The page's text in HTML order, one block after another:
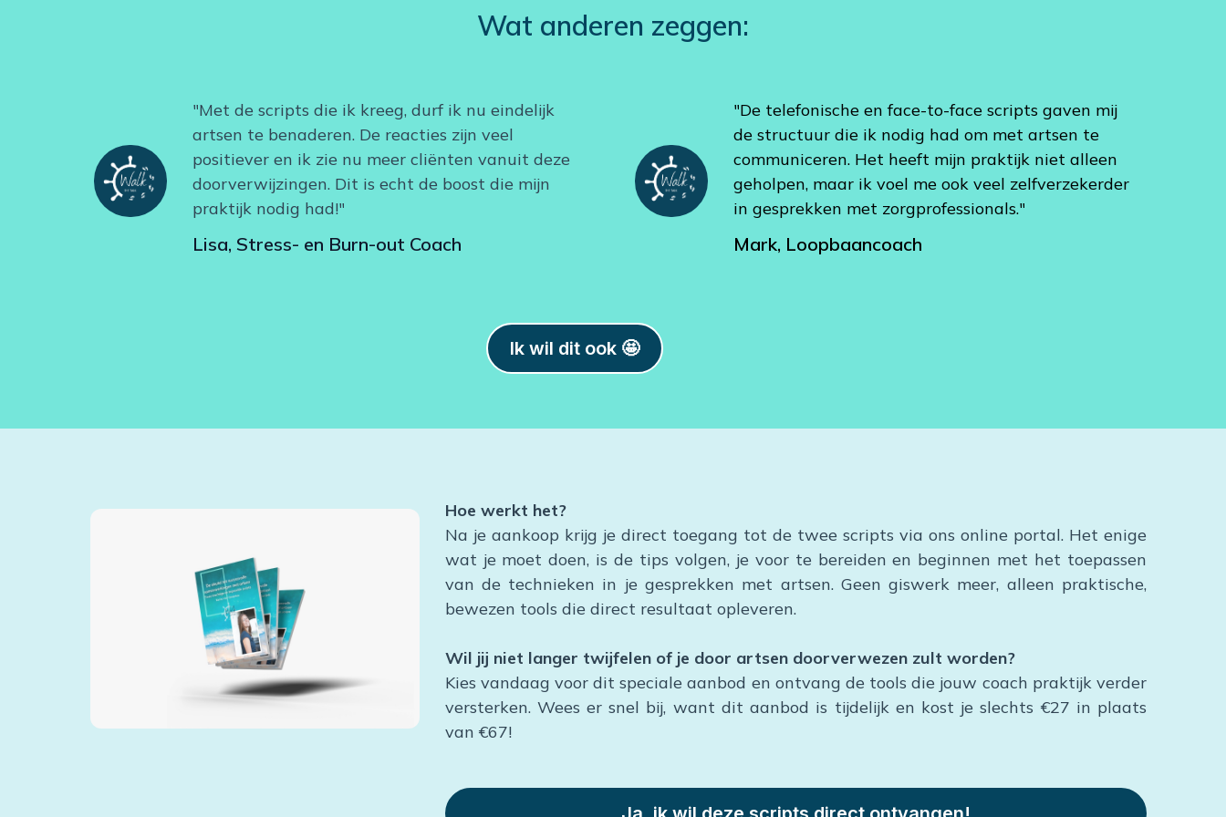
Wat anderen zeggen:
"Met de scripts die ik kreeg, durf ik nu eindelijk
artsen te benaderen. De reacties zijn veel
positiever en ik zie nu meer cliënten vanuit deze
doorverwijzingen. Dit is echt de boost die mijn
praktijk nodig had!"
Lisa, Stress- en Burn-out Coach
"De telefonische en face-to-face scripts gaven mij
de structuur die ik nodig had om met artsen te
communiceren. Het heeft mijn praktijk niet alleen
geholpen, maar ik voel me ook veel zelfverzekerder
in gesprekken met zorgprofessionals."
Mark, Loopbaancoach
Ik wil dit ook 🤩
Hoe werkt het?
Na je aankoop krijg je direct toegang tot de twee scripts via ons online portal. Het enige
wat je moet doen, is de tips volgen, je voor te bereiden en beginnen met het toepassen
van de technieken in je gesprekken met artsen. Geen giswerk meer, alleen praktische,
bewezen tools die direct resultaat opleveren.
Wil jij niet langer twijfelen of je door artsen doorverwezen zult worden?
Kies vandaag voor dit speciale aanbod en ontvang de tools die jouw coach praktijk verder
versterken. Wees er snel bij, want dit aanbod is tijdelijk en kost je slechts €27 in plaats
van €67!